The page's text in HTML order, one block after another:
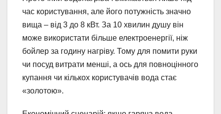
час користування, але його потужність значно
вища – від 3 до 8 кВт. За 10 хвилин душу він
може використати більше електроенергії, ніж
бойлер за годину нагріву. Тому для помити руки
чи посуд витрати менші, а ось для повноцінного
купання чи кількох користувачів вода стає
«золотою».